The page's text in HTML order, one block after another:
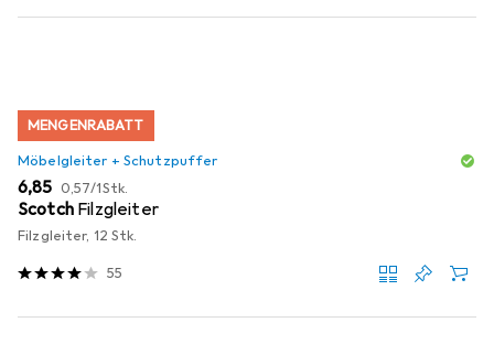
MENGENRABATT
Möbelgleiter + Schutzpuffer
EUR
6,85 EUR
0,57/1Stk.
Scotch Filzgleiter
Filzgleiter, 12 Stk.
55